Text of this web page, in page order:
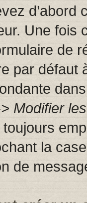
d’abord
Une
de
par défaut
Modifier
la
de